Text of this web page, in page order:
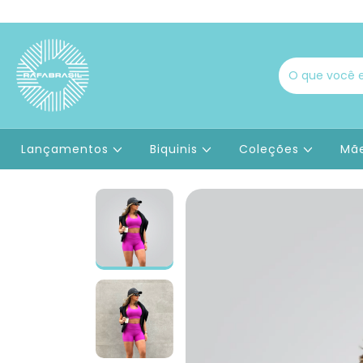
Lançamentos Biquinis Coleções